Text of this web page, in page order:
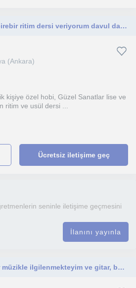
Her yaş grubuna özel birebir ritim dersi veriyorum davul darbuka bendir erbane kudüm online ve yüz yüze şeklinde
(Ankara)
kişiye özel hobi, Güzel Sanatlar lise ve
ritim ve usül dersi ...
Ücretsiz iletişime geç
seninle iletişime geçmesini
İlanını yayınla
Ben Burçay, 10 senedir müzikle ilgilenmekteyim ve gitar, bas gitar ve davul enstrümanlarında dersler vermekteyim.